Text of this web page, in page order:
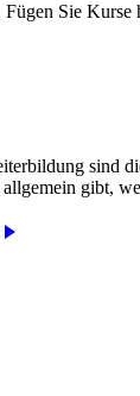
Sie
sind
gibt,